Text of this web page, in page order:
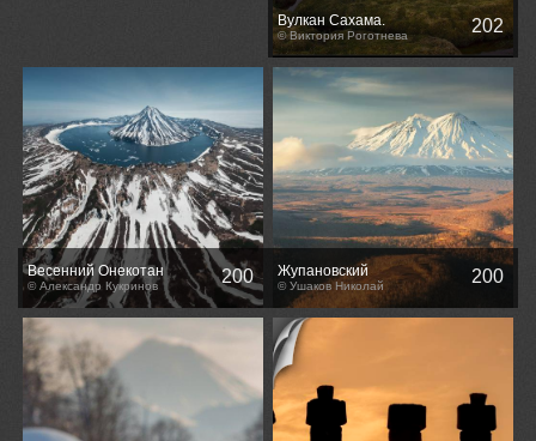
Вулкан Сахама.
© Виктория Роготнева 202
Весенний Онекотан
© Александр Кукринов 200 Жупановский
© Ушаков Николай 200